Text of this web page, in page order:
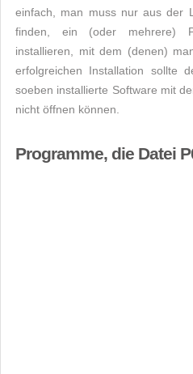
einfach, man muss nur aus der
finden, ein (oder mehrere)
installieren, mit dem (denen)
erfolgreichen Installation sollte
soeben installierte Software mit
nicht öffnen können.
Programme, die Datei